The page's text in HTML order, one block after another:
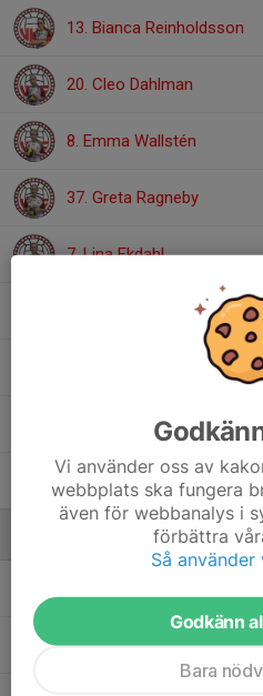
13. Bianca Reinholdsson
20. Cleo Dahlman
8. Emma Wallstén
37. Greta Ragneby
7. Lina Ekdahl
30. Mindy Fransson
3. Sara Pettersson
1. Tuva Glingsten
Malin RagnebyLagledare
Vi använder oss av
webbplats ska fungera
även för webbanalys i
förbättra
Så
Godkänn
Bara